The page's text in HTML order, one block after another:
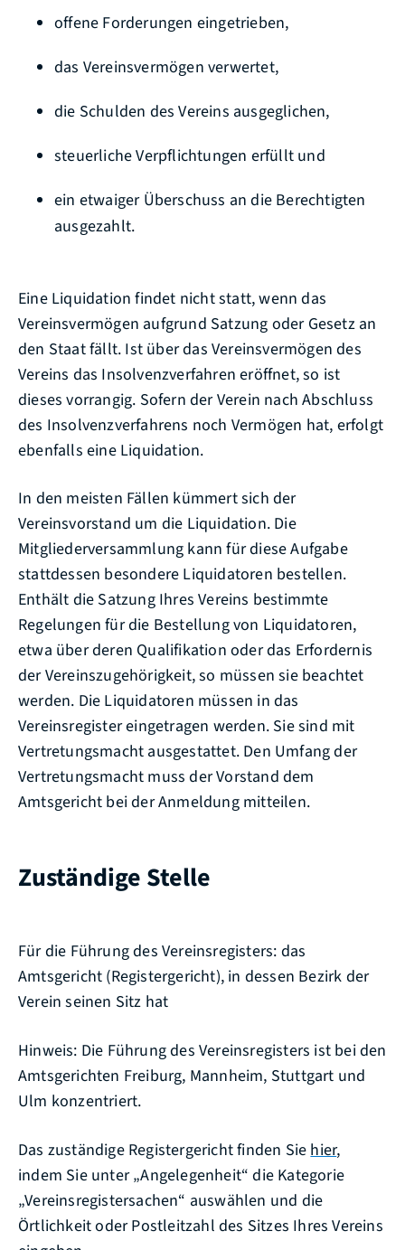
offene Forderungen eingetrieben,
das Vereinsvermögen verwertet,
die Schulden des Vereins ausgeglichen,
steuerliche Verpflichtungen erfüllt und
ein etwaiger Überschuss an die Berechtigten
ausgezahlt.
Eine Liquidation findet nicht statt, wenn das
Vereinsvermögen aufgrund Satzung oder Gesetz an
den Staat fällt. Ist über das Vereinsvermögen des
Vereins das Insolvenzverfahren eröffnet, so ist
dieses vorrangig. Sofern der Verein nach Abschluss
des Insolvenzverfahrens noch Vermögen hat, erfolgt
ebenfalls eine Liquidation.
In den meisten Fällen kümmert sich der
Vereinsvorstand um die Liquidation. Die
Mitgliederversammlung kann für diese Aufgabe
stattdessen besondere Liquidatoren bestellen.
Enthält die Satzung Ihres Vereins bestimmte
Regelungen für die Bestellung von Liquidatoren,
etwa über deren Qualifikation oder das Erfordernis
der Vereinszugehörigkeit, so müssen sie beachtet
werden. Die Liquidatoren müssen in das
Vereinsregister eingetragen werden. Sie sind mit
Vertretungsmacht ausgestattet. Den Umfang der
Vertretungsmacht muss der Vorstand dem
Amtsgericht bei der Anmeldung mitteilen.
Zuständige Stelle
Für die Führung des Vereinsregisters: das
Amtsgericht (Registergericht), in dessen Bezirk der
Verein seinen Sitz hat
Hinweis: Die Führung des Vereinsregisters ist bei den
Amtsgerichten Freiburg, Mannheim, Stuttgart und
Ulm konzentriert.
Das zuständige Registergericht finden Sie hier,
indem Sie unter „Angelegenheit“ die Kategorie
„Vereinsregistersachen“ auswählen und die
Örtlichkeit oder Postleitzahl des Sitzes Ihres Vereins